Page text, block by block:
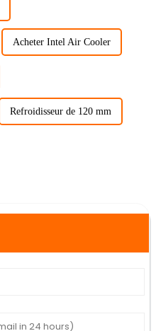
Acheter Intel Air Cooler
Refroidisseur de 120 mm